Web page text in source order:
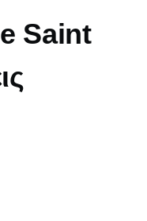
Saint